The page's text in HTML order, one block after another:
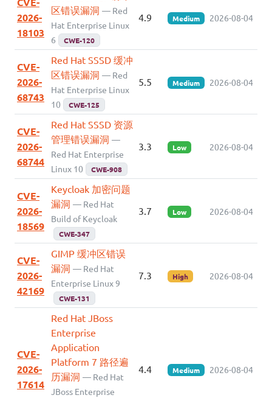
2026-
18103
区错误漏洞 — Red
Hat Enterprise Linux
6
CWE-120
4.9 Medium 2026-08-04
CVE-
2026-
68743
Red Hat SSSD 缓冲
区错误漏洞 — Red
Hat Enterprise Linux
10
CWE-125
5.5 Medium 2026-08-04
CVE-
2026-
68744
Red Hat SSSD 资源
管理错误漏洞 —
Red Hat Enterprise
Linux 10
CWE-908
3.3 Low 2026-08-04
CVE-
2026-
18569
Keycloak 加密问题
漏洞 — Red Hat
Build of Keycloak
CWE-347
3.7 Low 2026-08-04
CVE-
2026-
42169
GIMP 缓冲区错误
漏洞 — Red Hat
Enterprise Linux 9
CWE-131
7.3 High 2026-08-04
CVE-
2026-
17614
Red Hat JBoss
Enterprise
Application
Platform 7 路径遍
历漏洞 — Red Hat
JBoss Enterprise
4.4 Medium 2026-08-04